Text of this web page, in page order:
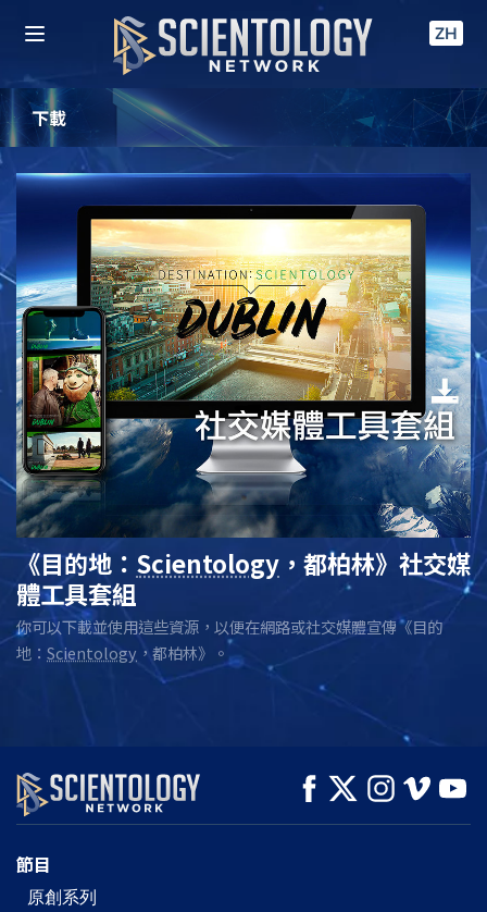
ZH
下載
《目的地： Scientology ，都柏林》社交媒
體工具套組
你可以下載並使用這些資源，以便在網路或社交媒體宣傳《目的
地： Scientology ，都柏林》。
節目
原創系列